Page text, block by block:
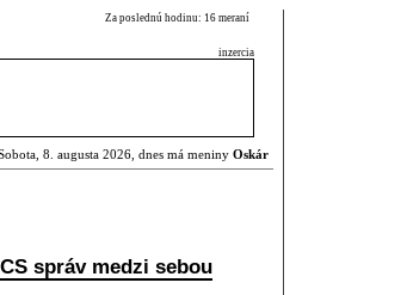
Za poslednú hodinu: 16 meraní
inzercia
8. augusta 2026, dnes má meniny Oskár
správ medzi sebou